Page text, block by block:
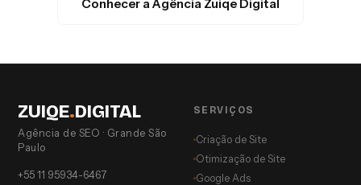
Conhecer a Agência Zuiqe Digital
ZUIQE.DIGITAL
Agência de SEO · Grande São
Paulo
+55 11 95934-6467
SERVIÇOS
Criação de Site
Otimização de Site
Google Ads